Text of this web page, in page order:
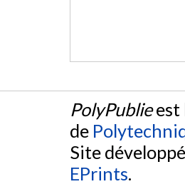
PolyPublieest
de
Site
EPrints.